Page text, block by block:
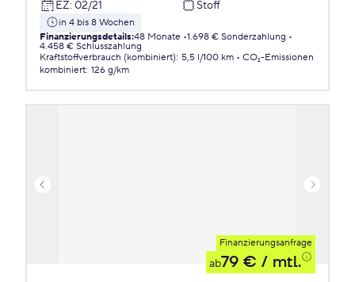
EZ: 02/21 Stoff
in 4 bis 8 Wochen
Finanzierungsdetails:48 Monate 1.698 € Sonderzahlung
4.458 € Schlusszahlung
Kraftstoffverbrauch (kombiniert): 5,5 l/100 km
CO₂-Emissionen
kombiniert: 126 g/km
Finanzierungsanfrage
ab79 € / mtl.